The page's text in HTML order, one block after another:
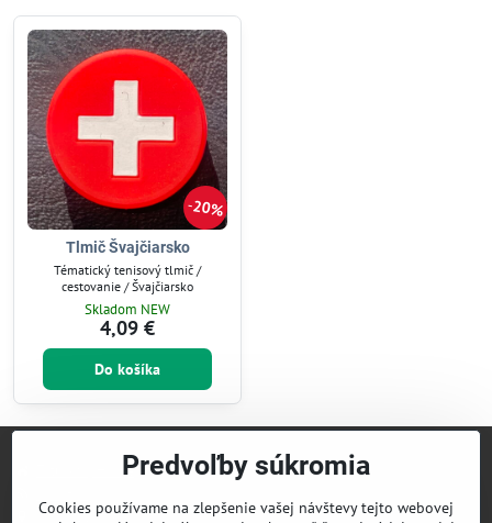
20%
Tlmič Švajčiarsko
Tématický tenisový tlmič /
cestovanie / Švajčiarsko
Skladom NEW
4,09 €
Do košíka
Titulka | Home
Mapa stránky
Predvoľby súkromia
Cookies používame na zlepšenie vašej návštevy tejto webovej